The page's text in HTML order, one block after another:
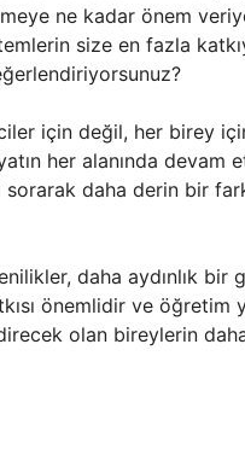
ne kadar önem
size en fazla
için değil, her birey
her alanında
sorarak daha derin bir
daha aydınlık bir
önemlidir ve öğretim
olan bireylerin